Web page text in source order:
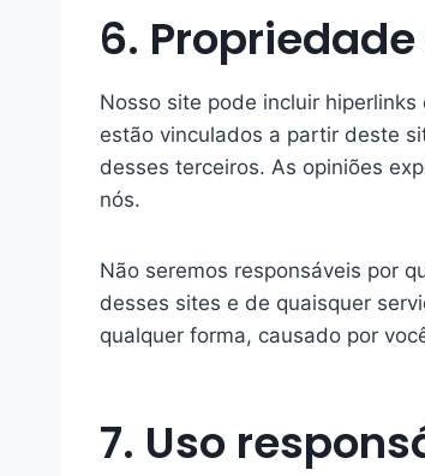
6.
Nosso site pode incluir
estão vinculados a partir deste
desses terceiros. As opiniões
nós.
Não seremos responsáveis por
desses sites e de quaisquer
qualquer forma, causado por
7. Uso